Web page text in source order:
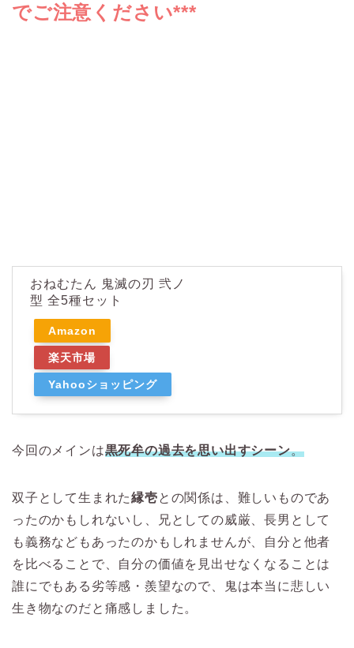
でご注意ください***
おねむたん 鬼滅の刃 弐ノ
型 全5種セット
Amazon
楽天市場
Yahooショッピング
今回のメインは黒死牟の過去を思い出すシーン。
双子として生まれた縁壱との関係は、難しいものであ
ったのかもしれないし、兄としての威厳、長男として
も義務などもあったのかもしれませんが、自分と他者
を比べることで、自分の価値を見出せなくなることは
誰にでもある劣等感・羨望なので、鬼は本当に悲しい
生き物なのだと痛感しました。